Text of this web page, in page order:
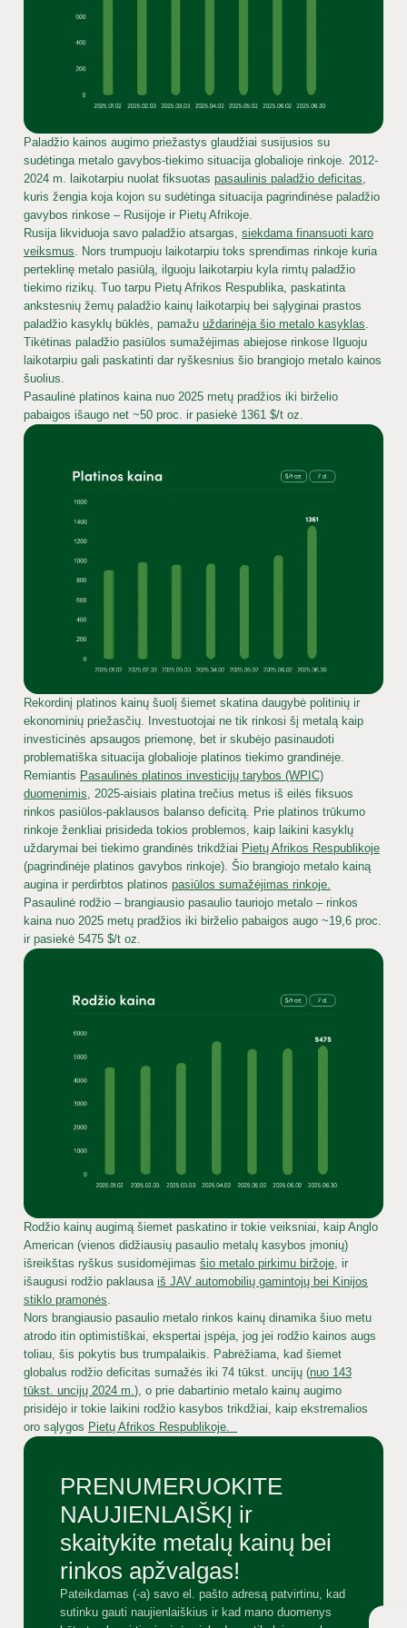
Atgal
Perdirbimas
Medžiagos, kurias perdirbame
Perdirbimo paslaugos
Supirkimas
Supirkimo modeliai
Katalizatorių supirkimas
Tauriųjų metalų supirkimas
Elektronikos supirkimas
Vario supirkimas
Metalai
Atgal
Rinkos apžvalgos
Atgal
Prekės
Atgal
Paslaugos
Paslaugų kainynai
Atgal
Kodėl NOVITERA?
Apie mus
Atgal
Kontaktai
Įmonė ir administracija
Paladžio kainos augimo priežastys glaudžiai susijusios su
sudėtinga metalo gavybos-tiekimo situacija globalioje rinkoje. 2012-
2024 m. laikotarpiu nuolat fiksuotas pasaulinis paladžio deficitas,
kuris žengia koja kojon su sudėtinga situacija pagrindinėse paladžio
gavybos rinkose – Rusijoje ir Pietų Afrikoje.
Rusija likviduoja savo paladžio atsargas, siekdama finansuoti karo
veiksmus. Nors trumpuoju laikotarpiu toks sprendimas rinkoje kuria
perteklinę metalo pasiūlą, ilguoju laikotarpiu kyla rimtų paladžio
tiekimo rizikų. Tuo tarpu Pietų Afrikos Respublika, paskatinta
ankstesnių žemų paladžio kainų laikotarpių bei sąlyginai prastos
paladžio kasyklų būklės, pamažu uždarinėja šio metalo kasyklas.
Tikėtinas paladžio pasiūlos sumažėjimas abiejose rinkose Ilguoju
laikotarpiu gali paskatinti dar ryškesnius šio brangiojo metalo kainos
šuolius.
Pasaulinė platinos kaina nuo 2025 metų pradžios iki birželio
pabaigos išaugo net ~50 proc. ir pasiekė 1361 $/t oz.
Rekordinį platinos kainų šuolį šiemet skatina daugybė politinių ir
ekonominių priežasčių. Investuotojai ne tik rinkosi šį metalą kaip
investicinės apsaugos priemonę, bet ir skubėjo pasinaudoti
problematiška situacija globalioje platinos tiekimo grandinėje.
Remiantis Pasaulinės platinos investicijų tarybos (WPIC)
duomenimis, 2025-aisiais platina trečius metus iš eilės fiksuos
rinkos pasiūlos-paklausos balanso deficitą. Prie platinos trūkumo
rinkoje ženkliai prisideda tokios problemos, kaip laikini kasyklų
uždarymai bei tiekimo grandinės trikdžiai Pietų Afrikos Respublikoje
(pagrindinėje platinos gavybos rinkoje). Šio brangiojo metalo kainą
augina ir perdirbtos platinos pasiūlos sumažėjimas rinkoje.
Pasaulinė rodžio – brangiausio pasaulio tauriojo metalo – rinkos
kaina nuo 2025 metų pradžios iki birželio pabaigos augo ~19,6 proc.
ir pasiekė 5475 $/t oz.
Rodžio kainų augimą šiemet paskatino ir tokie veiksniai, kaip Anglo
American (vienos didžiausių pasaulio metalų kasybos įmonių)
išreikštas ryškus susidomėjimas šio metalo pirkimu biržoje, ir
išaugusi rodžio paklausa iš JAV automobilių gamintojų bei Kinijos
stiklo pramonės.
Nors brangiausio pasaulio metalo rinkos kainų dinamika šiuo metu
atrodo itin optimistiškai, ekspertai įspėja, jog jei rodžio kainos augs
toliau, šis pokytis bus trumpalaikis. Pabrėžiama, kad šiemet
globalus rodžio deficitas sumažės iki 74 tūkst. uncijų (nuo 143
tūkst. uncijų 2024 m.), o prie dabartinio metalo kainų augimo
prisidėjo ir tokie laikini rodžio kasybos trikdžiai, kaip ekstremalios
oro sąlygos Pietų Afrikos Respublikoje.
PRENUMERUOKITE
NAUJIENLAIŠKĮ ir
skaitykite metalų kainų bei
rinkos apžvalgas!
Pateikdamas (-a) savo el. pašto adresą patvirtinu, kad
sutinku gauti naujienlaiškius ir kad mano duomenys